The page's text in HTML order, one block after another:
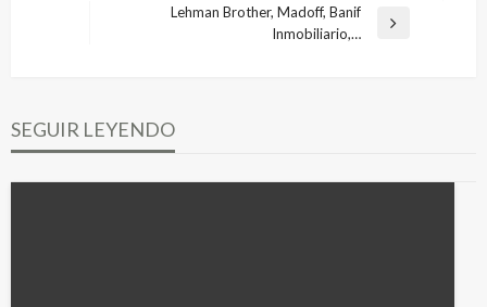
Lehman Brother, Madoff, Banif
Inmobiliario,…
SEGUIR LEYENDO